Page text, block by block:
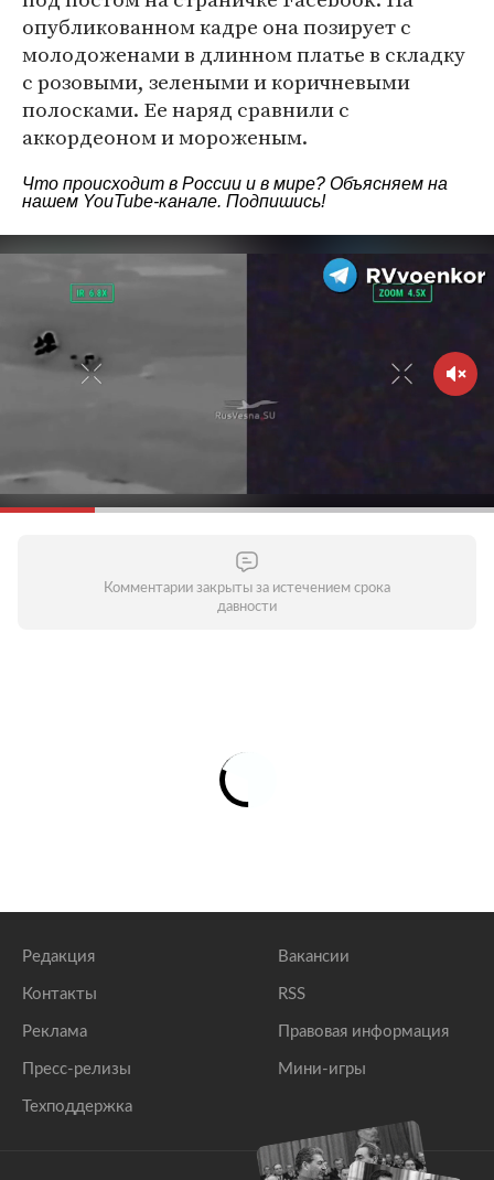
опубликованном кадре она позирует с
молодоженами в длинном платье в складку
с розовыми, зелеными и коричневыми
полосками. Ее наряд сравнили с
аккордеоном и мороженым.
Что происходит в России и в мире? Объясняем на
нашем YouTube-канале. Подпишись!
Комментарии закрыты за истечением срока
давности
Редакция
Контакты
Реклама
Пресс-релизы
Техподдержка
Вакансии
RSS
Правовая информация
Мини-игры